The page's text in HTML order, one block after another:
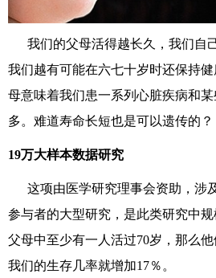
我们的父母活得越长久 ，我们自
我们越有可能在六七十岁时还保持
母意味着我们患一系列心脏疾病和
多。难道寿命长短也是可以遗传的？
19万大样本数据研究
这项由医学研究理事会资助， 涉
参与者的大型研究 ，是此类研究中规
父母中至少有一人活过70岁，那么
我们的生存几率就增加17％ 。